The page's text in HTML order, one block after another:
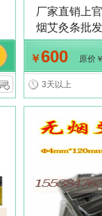
厂家直销上
烟艾灸条批
真艾无烟艾
灸艾条批发
￥600 原价
3天以上